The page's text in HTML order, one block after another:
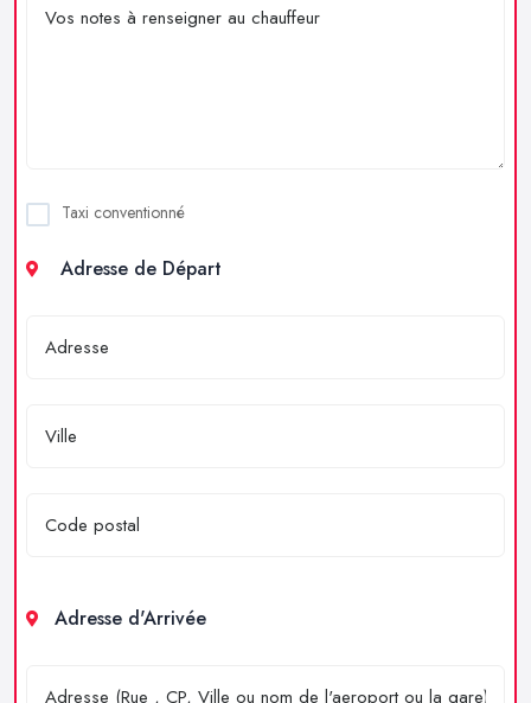
Taxi conventionné
Adresse de Départ
Adresse d'Arrivée